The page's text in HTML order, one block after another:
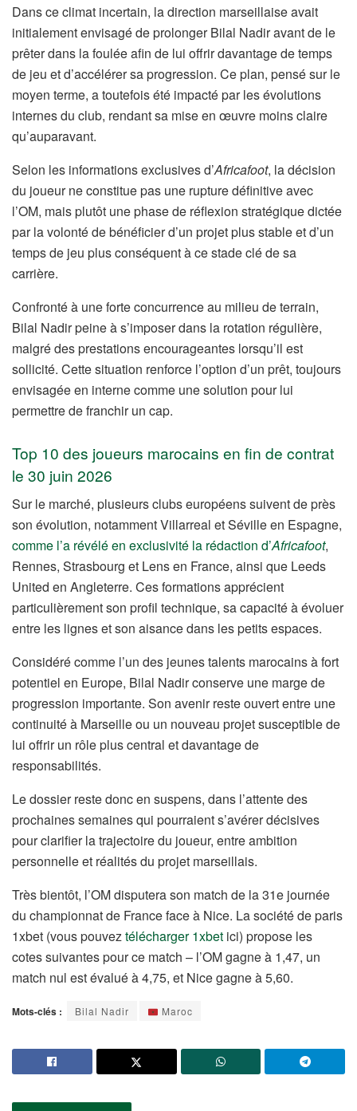
Dans ce climat incertain, la direction marseillaise avait
initialement envisagé de prolonger Bilal Nadir avant de le
prêter dans la foulée afin de lui offrir davantage de temps
de jeu et d’accélérer sa progression. Ce plan, pensé sur le
moyen terme, a toutefois été impacté par les évolutions
internes du club, rendant sa mise en œuvre moins claire
qu’auparavant.
Selon les informations exclusives d’Africafoot, la décision
du joueur ne constitue pas une rupture définitive avec
l’OM, mais plutôt une phase de réflexion stratégique dictée
par la volonté de bénéficier d’un projet plus stable et d’un
temps de jeu plus conséquent à ce stade clé de sa
carrière.
Confronté à une forte concurrence au milieu de terrain,
Bilal Nadir peine à s’imposer dans la rotation régulière,
malgré des prestations encourageantes lorsqu’il est
sollicité. Cette situation renforce l’option d’un prêt, toujours
envisagée en interne comme une solution pour lui
permettre de franchir un cap.
Top 10 des joueurs marocains en fin de contrat
le 30 juin 2026
Sur le marché, plusieurs clubs européens suivent de près
son évolution, notamment Villarreal et Séville en Espagne,
comme l’a révélé en exclusivité la rédaction d’Africafoot,
Rennes, Strasbourg et Lens en France, ainsi que Leeds
United en Angleterre. Ces formations apprécient
particulièrement son profil technique, sa capacité à évoluer
entre les lignes et son aisance dans les petits espaces.
Considéré comme l’un des jeunes talents marocains à fort
potentiel en Europe, Bilal Nadir conserve une marge de
progression importante. Son avenir reste ouvert entre une
continuité à Marseille ou un nouveau projet susceptible de
lui offrir un rôle plus central et davantage de
responsabilités.
Le dossier reste donc en suspens, dans l’attente des
prochaines semaines qui pourraient s’avérer décisives
pour clarifier la trajectoire du joueur, entre ambition
personnelle et réalités du projet marseillais.
Très bientôt, l’OM disputera son match de la 31e journée
du championnat de France face à Nice. La société de paris
1xbet (vous pouveztélécharger 1xbet ici) propose les
cotes suivantes pour ce match – l’OM gagne à 1,47, un
match nul est évalué à 4,75, et Nice gagne à 5,60.
Mots-clés : Bilal Nadir Maroc